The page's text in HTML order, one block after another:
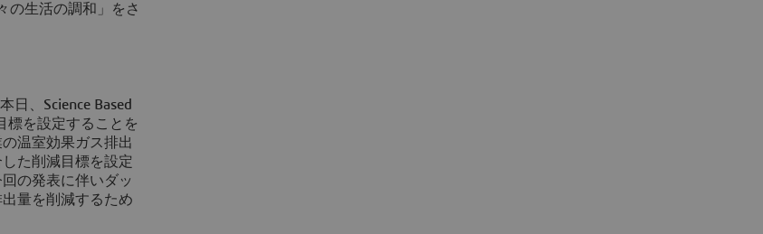
の生活の調和」をさ
日、Science Based
標を設定することを
温室効果ガス排出
た削減目標を設定
の発表に伴いダッ
量を削減するため